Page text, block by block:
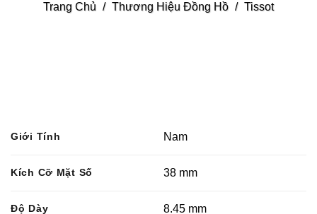
Trang Chủ / Thương Hiệu Đồng Hồ / Tissot
Giới Tính Nam
Kích Cỡ Mặt Số 38 mm
Độ Dày 8.45 mm